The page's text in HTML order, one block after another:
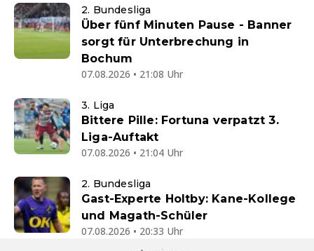
2. Bundesliga
Über fünf Minuten Pause - Banner
sorgt für Unterbrechung in
Bochum
07.08.2026 • 21:08 Uhr
3. Liga
Bittere Pille: Fortuna verpatzt 3.
Liga-Auftakt
07.08.2026 • 21:04 Uhr
2. Bundesliga
Gast-Experte Holtby: Kane-Kollege
und Magath-Schüler
07.08.2026 • 20:33 Uhr